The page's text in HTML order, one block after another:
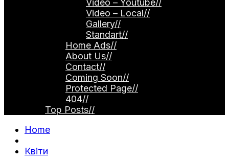
Video – Youtube//
Video – Local//
Gallery//
Standart//
Home Ads//
About Us//
Contact//
Coming Soon//
Protected Page//
404//
Top Posts//
Home
Квіти